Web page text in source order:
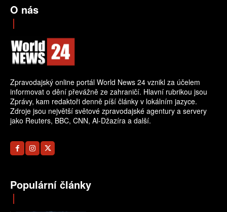
O nás
Zpravodajský online portál World News 24 vznikl za účelem
informovat o dění převážně ze zahraničí. Hlavní rubrikou jsou
Zprávy, kam redaktoři denně píší články v lokálním jazyce.
Zdroje jsou největší světové zpravodajské agentury a servery
jako Reuters, BBC, CNN, Al-Džazíra a další.
Populární články